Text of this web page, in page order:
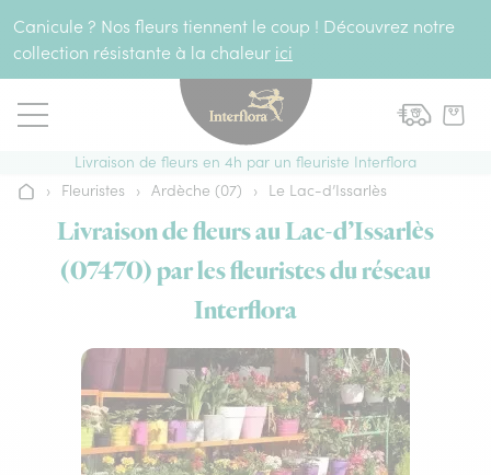
Canicule ? Nos fleurs tiennent le coup ! Découvrez notre
collection résistante à la chaleur ici
Livraison de fleurs en 4h par un fleuriste Interflora
Accueil
› Fleuristes › Ardèche (07) › Le Lac-d’Issarlès
Livraison de fleurs au Lac-d’Issarlès
(07470) par les fleuristes du réseau
Interflora